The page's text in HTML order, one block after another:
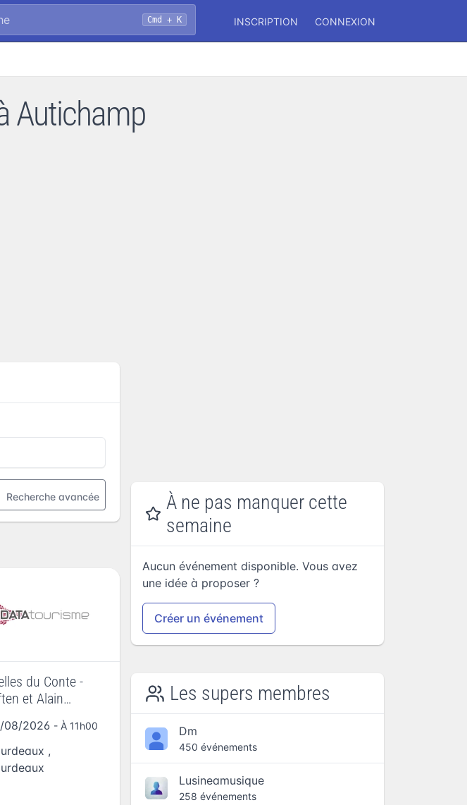
Cmd + K INSCRIPTION CONNEXION
Autichamp
Recherche avancée
du Conte -
et Alain
: Lala petite
08/2026 - À 11h00
,
À ne pas manquer cette
semaine
Aucun événement disponible. Vous avez
une idée à proposer ?
Créer un événement
Les supers membres
Dm
450 événements
Lusineamusique
258 événements